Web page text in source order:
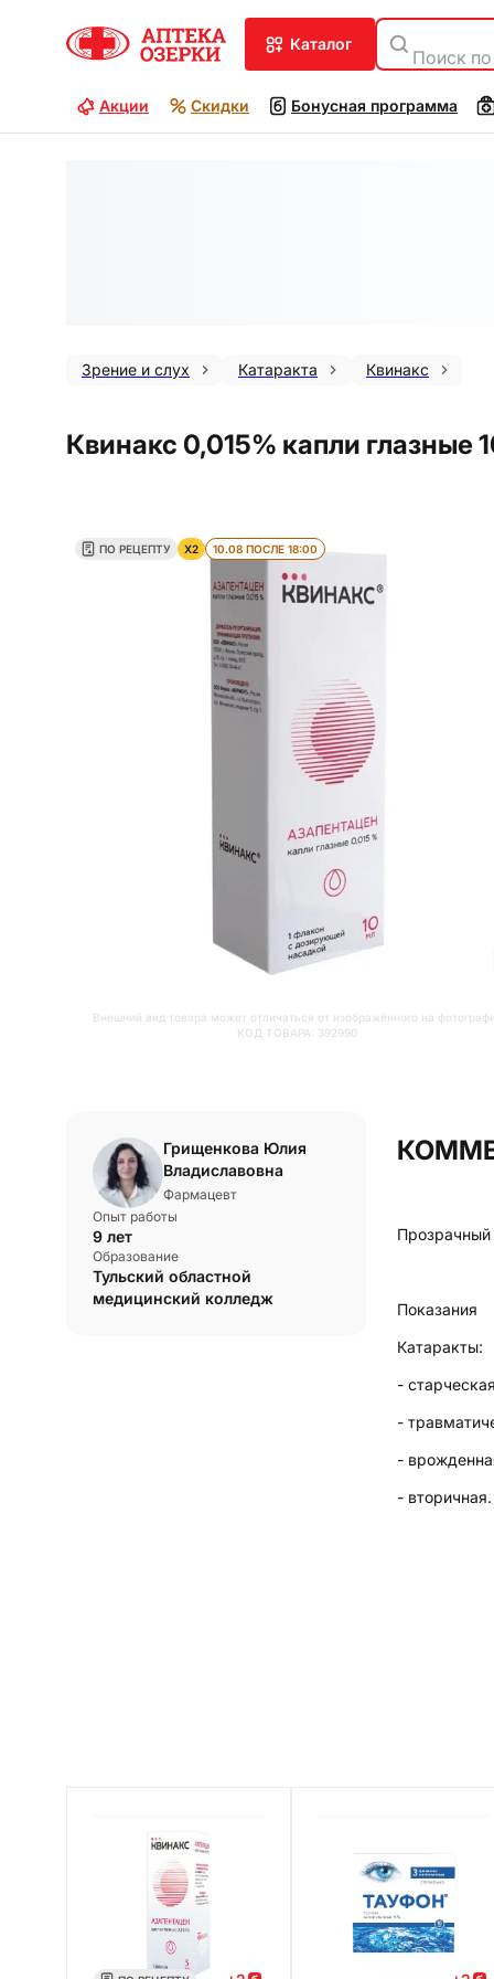
каталог
Поиск
Акции Скидки Бонусная программа
Зрение и слух Катаракта Квинакс
Квинакс 0,015% капли глазные
ПО РЕЦЕПТУ X2 10.08 ПОСЛЕ 18:00
Внешний вид товара может отличаться от изображённого на
КОД ТОВАРА: 392990
Грищенкова Юлия
Владиславовна
Фармацевт
Опыт работы
9 лет
Образование
Тульский областной
медицинский колледж
Прозрачный
Показания
Катаракты:
-
-
-
- вторичная.